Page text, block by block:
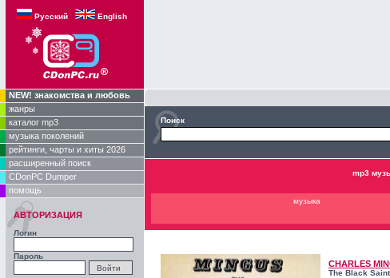
Русский English
NEW! знакомства и любовь
жанры
каталог mp3
музыка поколений
рейтинги, чарты и хиты 2026
расширенный поиск
CDonPC Dumper
помощь
АВТОРИЗАЦИЯ
Логин
Пароль
Поиск
mp3
музыка
CHARLES
The Black